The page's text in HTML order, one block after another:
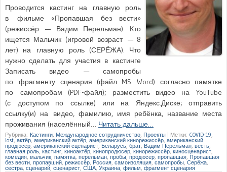
Проводится кастинг на главную роль
в фильме «Пропавшая без вести»
(режиссёр — Вадим Перельман). Кто
ищется Мальчик (игровой возраст — 8
лет) на главную роль (СЕРЁЖА). Что
нужно сделать для участия в кастинге
Записать видео — самопробы
по фрагменту сценария (файл MS Word) согласно памятке
по самопробам (PDF-файл); разместить видео на YouTube
(с доступом по ссылке) или на Яндекс.Диске; отправить
ссылку(и) на видео, фамилию, имя ребёнка, название места
проживания (населённый… Читать дальше…
Рубрика: Кастинги Международное сотрудничество Проекты Метки: COVID-19
lost,актёр американский актёр ,американский кинорежиссёр американский
продюсер, американский сценарист, Беларусь брат Вадим Перельман весть
главная роль кастинг киноактёр кинопродюсер ,кинорежиссёр, киносценарист
комедия, мальчик памятка перельман,пробы,продюсер пропавшая Пропавшая
без вести пропавший режиссёр Россия ,самоизоляция, самопробы ,Серёжа
сестра сценарий сценарист США Украина фильм фрагмент сценария